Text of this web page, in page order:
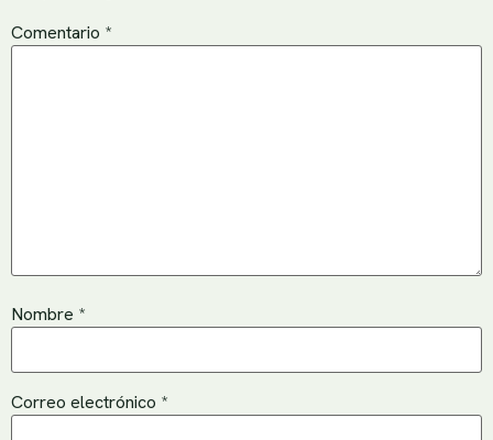
Comentario *
Nombre *
Correo electrónico *